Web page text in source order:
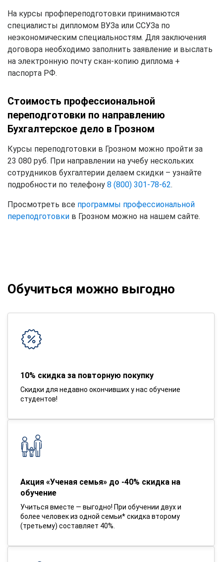
На курсы профпереподготовки принимаются
специалисты дипломом ВУЗа или ССУЗа по
неэкономическим специальностям. Для заключения
договора необходимо заполнить заявление и выслать
на электронную почту скан-копию диплома +
паспорта РФ.
Стоимость профессиональной
переподготовки по направлению
Бухгалтерское дело в Грозном
Курсы переподготовки в Грозном можно пройти за
23 080 руб. При направлении на учебу нескольких
сотрудников бухгалтерии делаем скидки – узнайте
подробности по телефону 8 (800) 301-78-62.
Просмотреть все программы профессиональной
переподготовки в Грозном можно на нашем сайте.
Обучиться можно выгодно
10% скидка за повторную покупку
Скидки для недавно окончивших у нас обучение
студентов!
Акция «Ученая семья» до -40% скидка на
обучение
Учиться вместе — выгодно! При обучении двух и
более человек из одной семьи* скидка второму
(третьему) составляет 40%.